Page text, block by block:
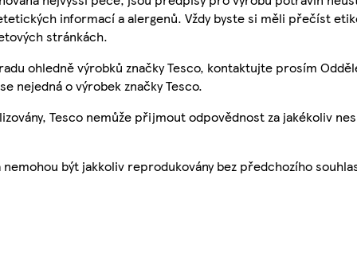
informací a alergenů. Vždy byste si měli přečíst
stránkách.
ohledně výrobků značky Tesco, kontaktujte prosím
nejedná o výrobek značky Tesco.
Tesco nemůže přijmout odpovědnost za jakékoliv
být jakkoliv reprodukovány bez předchozího